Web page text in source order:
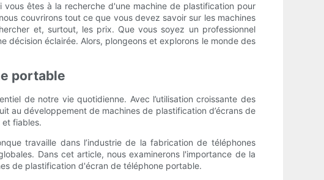
êtes à la recherche d'une machine de plastification pour
couvrirons tout ce que vous devez savoir sur les machines
et, surtout, les prix. Que vous soyez un professionnel
éclairée. Alors, plongeons et explorons le monde des
portable
de notre vie quotidienne. Avec l’utilisation croissante des
au développement de machines de plastification d’écrans de
et fiables.
travaille dans l’industrie de la fabrication de téléphones
Dans cet article, nous examinerons l'importance de la
de plastification d'écran de téléphone portable.